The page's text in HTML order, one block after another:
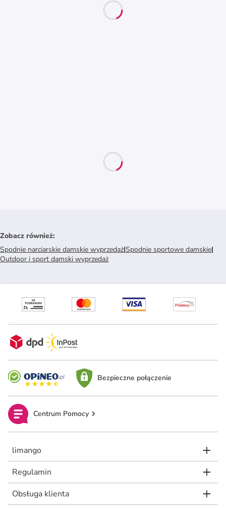
Zobacz również:
Spodnie narciarskie damskie wyprzedaż|Spodnie sportowe damskie|
Outdoor i sport damski wyprzedaż
Bezpieczne połączenie
Centrum Pomocy
limango
Regulamin
Obsługa klienta